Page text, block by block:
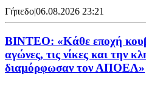
Γήπεδο|06.08.2026 23:21
ΒΙΝΤΕΟ: «Κάθε εποχή
αγώνες, τις νίκες και την
διαμόρφωσαν τον ΑΠΟΕΛ»